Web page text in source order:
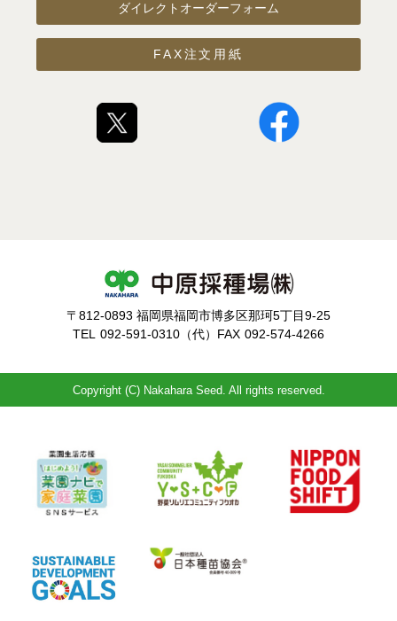
ダイレクトオーダーフォーム
FAX注文用紙
〒812-0893 福岡県福岡市博多区那珂5丁目9-25
TEL
092-591-0310（代） FAX 092-574-4266
Copyright (C) Nakahara Seed. All rights reserved.